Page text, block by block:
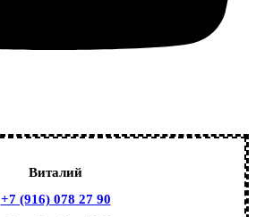
Виталий
+7 (916) 078 27 90